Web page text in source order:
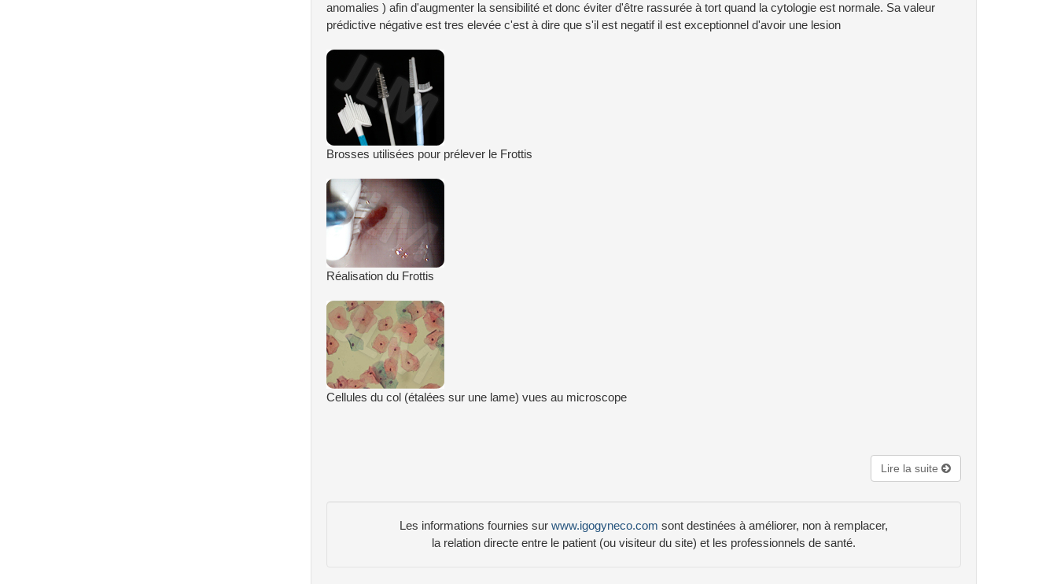
anomalies ) afin d'augmenter la sensibilité et donc éviter d'être rassurée à tort quand la cytologie est normale. Sa valeur
prédictive négative est tres elevée c'est à dire que s'il est negatif il est exceptionnel d'avoir une lesion
Brosses utilisées pour prélever le Frottis
Réalisation du Frottis
Cellules du col (étalées sur une lame) vues au microscope
Lire la suite
Les informations fournies sur www.igogyneco.com sont destinées à améliorer, non à remplacer,
la relation directe entre le patient (ou visiteur du site) et les professionnels de santé.